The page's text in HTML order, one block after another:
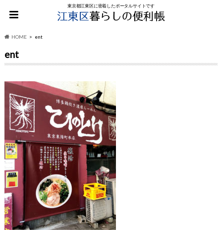
東京都江東区に密着したポータルサイトです
HOME ent
ent